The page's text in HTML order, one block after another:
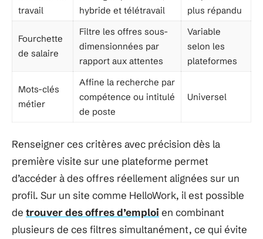
travail
hybride et télétravail
plus répandu
Fourchette
de salaire
Filtre les offres sous-
dimensionnées par
rapport aux attentes
Variable
selon les
plateformes
Mots-clés
métier
Affine la recherche par
compétence ou intitulé
de poste
Universel
Renseigner ces critères avec précision dès la
première visite sur une plateforme permet
d’accéder à des offres réellement alignées sur un
profil. Sur un site comme HelloWork, il est possible
de trouver des offres d’emploi en combinant
plusieurs de ces filtres simultanément, ce qui évite